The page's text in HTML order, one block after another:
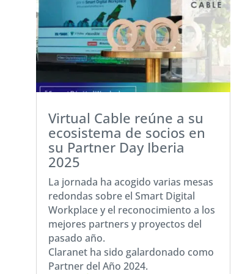
Virtual Cable reúne a su
ecosistema de socios en
su Partner Day Iberia
2025
La jornada ha acogido varias mesas
redondas sobre el Smart Digital
Workplace y el reconocimiento a los
mejores partners y proyectos del
pasado año.
Claranet ha sido galardonado como
Partner del Año 2024.